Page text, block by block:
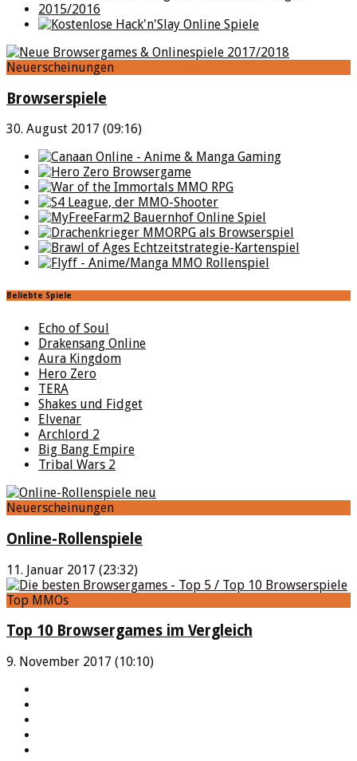
Neuerscheinungen
Browserspiele
30. August 2017 (09:16)
Beliebte Spiele
Echo of Soul
Drakensang Online
Aura Kingdom
Hero Zero
TERA
Shakes und Fidget
Elvenar
Archlord 2
Big Bang Empire
Tribal Wars 2
Neuerscheinungen
Online-Rollenspiele
11. Januar 2017 (23:32)
Top MMOs
Top 10 Browsergames im Vergleich
9. November 2017 (10:10)